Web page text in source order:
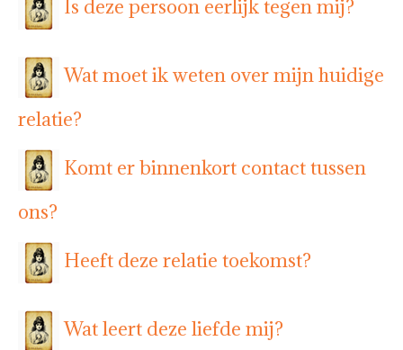
Is deze persoon eerlijk tegen mij?
Wat moet ik weten over mijn huidige
relatie?
Komt er binnenkort contact tussen
ons?
Heeft deze relatie toekomst?
Wat leert deze liefde mij?